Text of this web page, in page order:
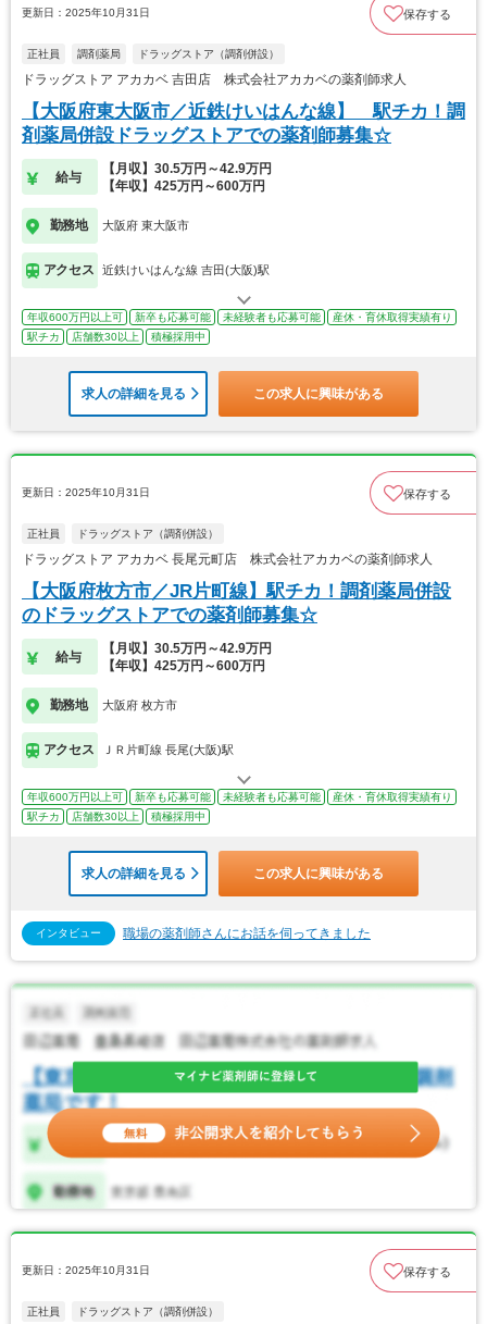
更新日：2025年10月31日 保存する
正社員 調剤薬局 ドラッグストア（調剤併設）
ドラッグストア アカカベ 吉田店 株式会社アカカベの薬剤師求人
【大阪府東大阪市／近鉄けいはんな線】 駅チカ！調
剤薬局併設ドラッグストアでの薬剤師募集☆
給与
【月収】30.5万円～42.9万円
【年収】425万円～600万円
勤務地 大阪府 東大阪市
アクセス 近鉄けいはんな線 吉田(大阪)駅
年収600万円以上可 新卒も応募可能 未経験者も応募可能
産休・育休取得実績有り
駅チカ
店舗数30以上 積極採用中
求人の詳細を見る この求人に興味がある
更新日：2025年10月31日 保存する
正社員 ドラッグストア（調剤併設）
ドラッグストア アカカベ 長尾元町店 株式会社アカカベの薬剤師求人
【大阪府枚方市／JR片町線】駅チカ！調剤薬局併設
のドラッグストアでの薬剤師募集☆
給与
【月収】30.5万円～42.9万円
【年収】425万円～600万円
勤務地 大阪府 枚方市
アクセス ＪＲ片町線 長尾(大阪)駅
年収600万円以上可 新卒も応募可能 未経験者も応募可能
産休・育休取得実績有り
駅チカ
店舗数30以上 積極採用中
求人の詳細を見る この求人に興味がある
インタビュー 職場の薬剤師さんにお話を伺ってきました
更新日：2025年10月31日 保存する
正社員 ドラッグストア（調剤併設）